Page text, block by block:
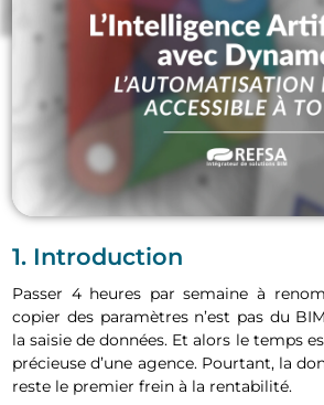
Management du BIM
1. Introduction
Passer 4 heures par semaine à
copier des paramètres n’est pas du
la saisie de données. Et alors le temps
précieuse d’une agence. Pourtant, la
reste le premier frein à la rentabilité.